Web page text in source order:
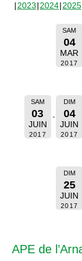
2023 2024 2025
SAM
04
MAR
2017
SAM
03
JUIN
2017
DIM
04
JUIN
2017
DIM
25
JUIN
2017
APE de